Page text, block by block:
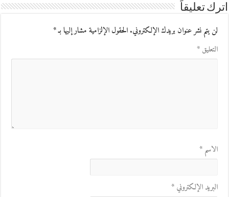
اترك تعليقاً
لن يتم نشر عنوان بريدك الإلكتروني.الحقول الإلزامية مشار إليها بـ*
التعليق*
الاسم*
البريد الإلكتروني*